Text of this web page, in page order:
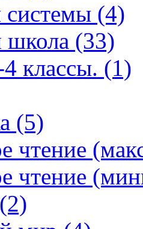
системы (4)
школа (33)
классы. (1)
(5)
чтение
чтение